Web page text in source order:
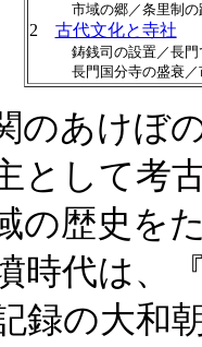
市域の郷／条里制の
2 古代文化と寺社
鋳銭司の設置／長門で
長門国分寺の盛衰／
のあけぼ
として考
の歴史を
時代は、
録の大和